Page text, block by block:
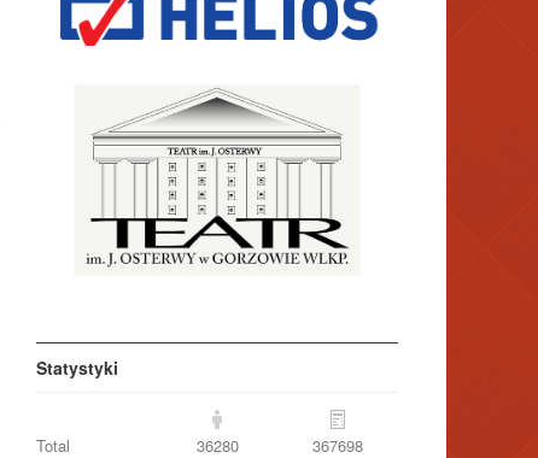
Statystyki
Total 36280
367698